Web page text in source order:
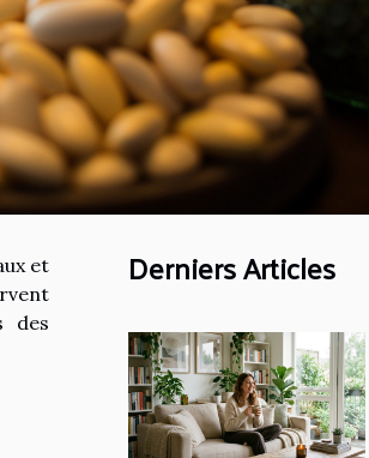
et
des
Derniers Articles